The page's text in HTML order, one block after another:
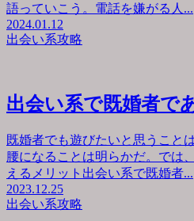
語っていこう。電話を嫌がる人...
2024.01.12
出会い系攻略
出会い系で既婚者で
既婚者でも遊びたいと思うこと
腰になることは明らかだ。では
えるメリット出会い系で既婚者...
2023.12.25
出会い系攻略